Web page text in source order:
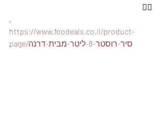
👇🏽
.
https://www.foodeals.co.il/product-
page/סיר-רוסטר-8-ליטר-מבית-דרנה